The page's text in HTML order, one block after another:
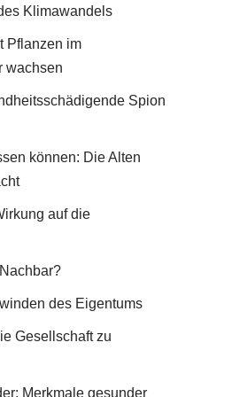
Klimawandels
Pflanzen im
wachsen
Spion
können: Die Alten
auf die
des Eigentums
Gesellschaft zu
Merkmale gesunder